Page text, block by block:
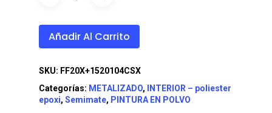
Añadir Al Carrito
SKU: FF20X+1520104CSX
Categorías: METALIZADO,
INTERIOR – poliester
epoxi, Semimate, PINTURA EN POLVO